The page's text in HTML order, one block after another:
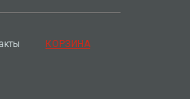
КОРЗИНА